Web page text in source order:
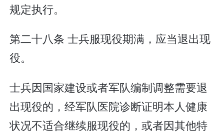
规定执行。
第二十八条 士兵服现役期满，应当退出现
役。
士兵因国家建设或者军队编制调整需要退
出现役的，经军队医院诊断证明本人健康
状况不适合继续服现役的，或者因其他特